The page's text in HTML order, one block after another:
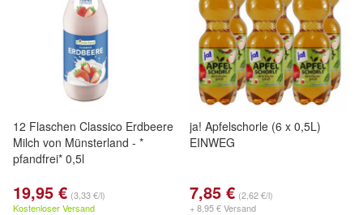
12 Flaschen Classico Erdbeere
Milch von Münsterland - *
pfandfrei* 0,5l
19,95 € (3,33 €/l)
Kostenloser Versand
ja! Apfelschorle (6 x 0,5L)
EINWEG
7,85 € (2,62 €/l)
+ 8,95 € Versand